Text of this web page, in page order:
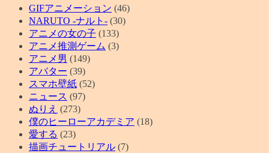
GIFアニメーション (46)
NARUTO -ナルト- (30)
アニメの女の子 (133)
アニメ推測ゲーム (3)
アニメ男 (149)
アバター (39)
スマホ壁紙 (52)
ニュース (97)
ぬりえ (273)
僕のヒーローアカデミア (18)
愛する (23)
描画チュートリアル (7)